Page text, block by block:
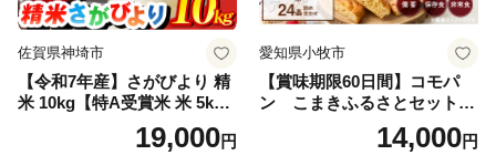
佐賀県神埼市
【令和7年産】さがびより 精
米 10kg【特A受賞米 米 5kg×
2袋 お米 コメ こめ 国産 美味
しい ブランド米 人気 ランキ
19,000円
愛知県小牧市
【賞味期限60日間】コモパ
ン こまきふるさとセット
（24個入り）／災害用備蓄
保存食 非常食 防災グッズに
14,000円